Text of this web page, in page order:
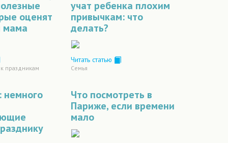
оценят
мама
праздникам
учат ребенка плохим
привычкам: что
делать?
Читать статью
Семья
немного
Что посмотреть в
Париже, если времени
мало